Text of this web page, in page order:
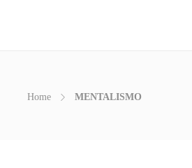
Home MENTALISMO